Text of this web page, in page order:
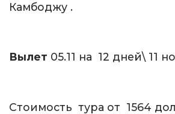
Камбоджу .
Вылет 05.11 на 12 дней\ 11
Стоимость тура от 1564